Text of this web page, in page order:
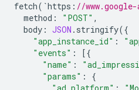
fetch( `https : //
method : "POST" ,
body : JSON . stringify({
"app_instance_id" :
"events" :
[{
"name" :
"params" :
{